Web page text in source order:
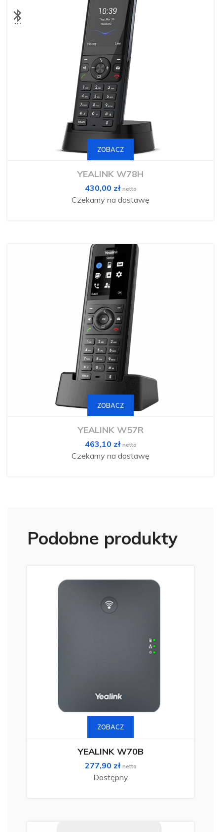
ZOBACZ
YEALINK W78H
430,00 zł netto
Czekamy na dostawę
ZOBACZ
YEALINK W57R
463,10 zł netto
Czekamy na dostawę
Podobne produkty
ZOBACZ
Ten
produkt
wariantów.
można
wybrać
stronie
produktu
YEALINK W70B
277,90 zł netto
Dostępny